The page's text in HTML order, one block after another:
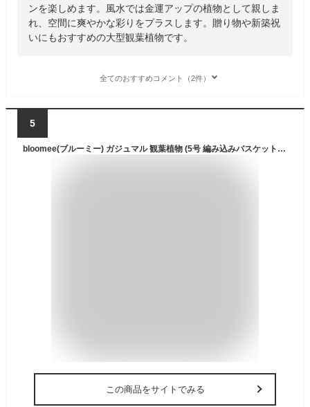
ンを楽しめます。風水では金運アップの植物として親しま
れ、空間に爽やかな彩りをプラスします。贈り物や新築祝
いにもおすすめの大型観葉植物です。
全てのおすすめコメント（2件）
5
bloomee(ブルーミー) ガジュマル 観葉植物 (5号 編み込みバスケット 鉢カバー 付) 本物 ミニ 室内用 鉢 (金運アップ 空気浄化 風水) おしゃれ インテリア (ギフト プレゼント お祝い) 初心者でも育てやすい 父の日
この商品をサイトでみる